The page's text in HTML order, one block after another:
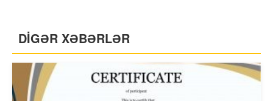
DİGƏR XƏBƏRLƏR